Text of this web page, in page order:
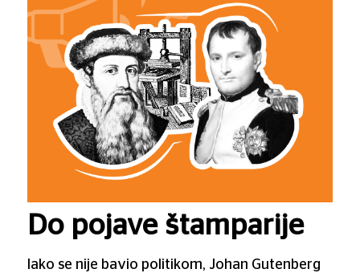
Do pojave štamparije
Iako se nije bavio politikom, Johan Gutenberg